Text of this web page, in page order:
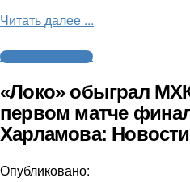
Читать далее ...
Молодежный хоккей
«Локо» обыграл
первом матче
Харламова: Новости
Опубликовано: